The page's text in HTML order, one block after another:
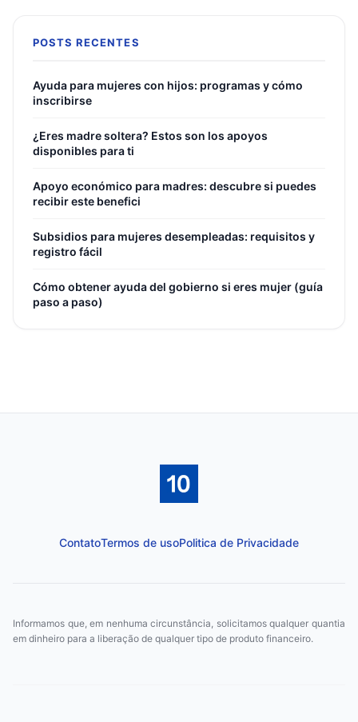
POSTS RECENTES
Ayuda para mujeres con hijos: programas y cómo
inscribirse
¿Eres madre soltera? Estos son los apoyos
disponibles para ti
Apoyo económico para madres: descubre si puedes
recibir este benefici
Subsidios para mujeres desempleadas: requisitos y
registro fácil
Cómo obtener ayuda del gobierno si eres mujer (guía
paso a paso)
ContatoTermos de usoPolitica de Privacidade
Informamos que, em nenhuma circunstância, solicitamos qualquer quantia
em dinheiro para a liberação de qualquer tipo de produto financeiro.